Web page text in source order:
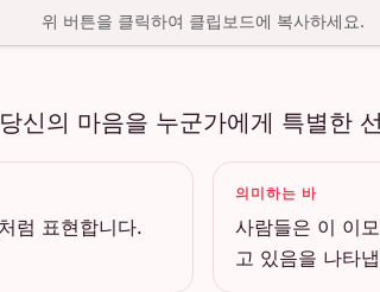
위 버튼을 클릭하여 클립보드에 복사하세요.
신의 마음을 누군가에게 특별한
럼 표현합니다.
의미하는 바
사람들은 이 이
고 있음을 나타